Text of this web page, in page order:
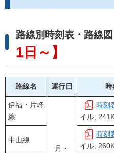
路線別時刻表・路線図
1日～】
路線名 運行日
伊福・片峰
線
月・
時刻
イル;
中山線
時刻
イル;